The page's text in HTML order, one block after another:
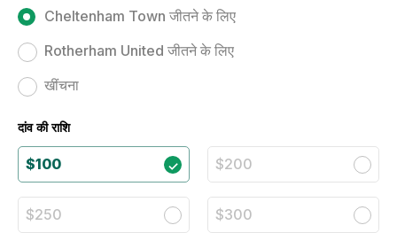
Cheltenham Town जीतने के लिए
Rotherham United जीतने के लिए
खींचना
दांव की राशि
$100 $200
$250 $300